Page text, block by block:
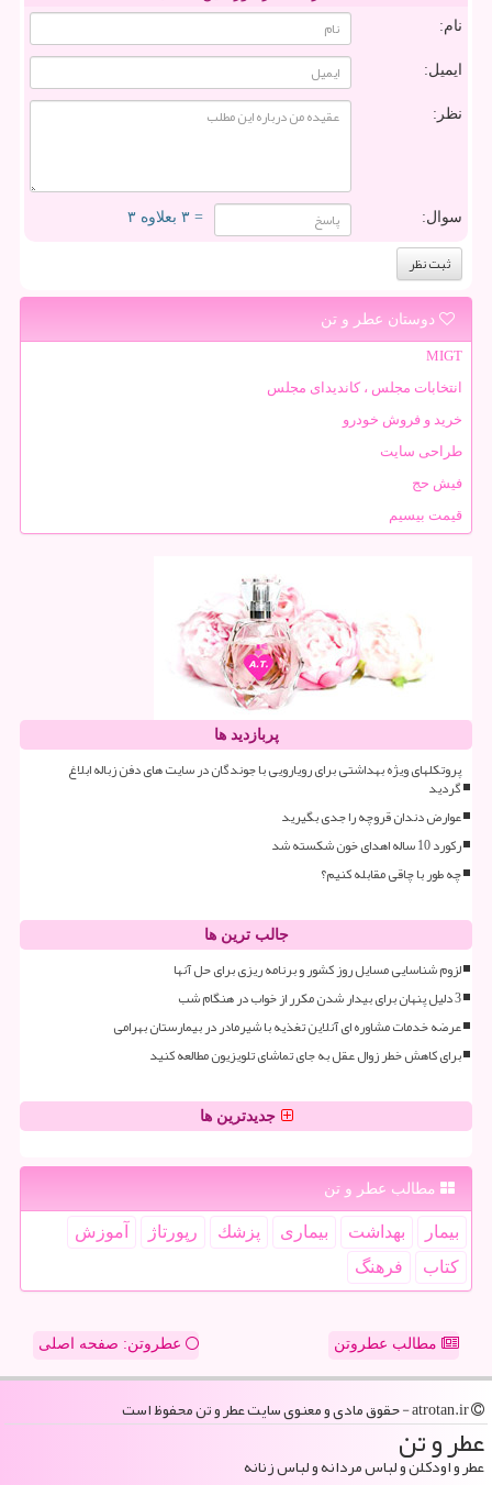
نام:
ایمیل:
نظر:
سوال: = ۳ بعلاوه ۳
دوستان عطر و تن
MIGT
انتخابات مجلس ، کاندیدای مجلس
خرید و فروش خودرو
طراحی سایت
فیش حج
قیمت بیسیم
پربازدید ها
پروتکلهای ویژه بهداشتی برای رویارویی با جوندگان در سایت های دفن زباله ابلاغ
گردید
عوارض دندان قروچه را جدی بگیرید
رکورد 10 ساله اهدای خون شکسته شد
چه طور با چاقی مقابله کنیم؟
جالب ترین ها
لزوم شناسایی مسایل روز کشور و برنامه ریزی برای حل آنها
3 دلیل پنهان برای بیدار شدن مکرر از خواب در هنگام شب
عرضه خدمات مشاوره ای آنلاین تغذیه با شیرمادر در بیمارستان بهرامی
برای کاهش خطر زوال عقل به جای تماشای تلویزیون مطالعه کنید
جدیدترین ها
مطالب عطر و تن
بیمار بهداشت بیماری پزشك رپورتاژ
آموزش
كتاب
فرهنگ
مطالب عطروتن عطروتن: صفحه اصلی
عطر و تن
عطر و اودکلن و لباس مردانه و لباس زنانه